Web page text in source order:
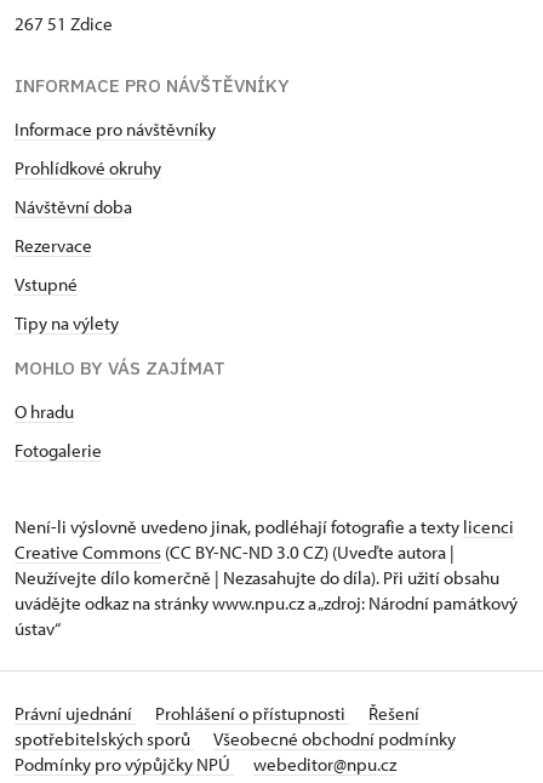
267 51 Zdice
INFORMACE PRO NÁVŠTĚVNÍKY
Informace pro návštěvníky
Prohlídkové okruhy
Návštěvní doba
Rezervace
Vstupné
Tipy na výlety
MOHLO BY VÁS ZAJÍMAT
O hradu
Fotogalerie
Není-li výslovně uvedeno jinak, podléhají fotografie a texty licenci
Creative Commons (CC BY-NC-ND 3.0 CZ) (Uveďte autora |
Neužívejte dílo komerčně | Nezasahujte do díla). Při užití obsahu
uvádějte odkaz na stránky www.npu.cz a „zdroj: Národní památkový
ústav“
Právní ujednání Prohlášení o přístupnosti
Řešení
spotřebitelských sporů
Všeobecné obchodní podmínky
Podmínky pro výpůjčky NPÚ
webeditor@npu.cz